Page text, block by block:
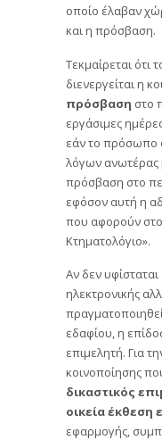
οποίο έλαβαν
και η πρόσβαση.
Τεκμαίρεται
διενεργείται η
πρόσβαση στο
εργάσιμες
εάν το πρόσωπο
λόγων ανωτέρας
πρόσβαση στο
εφόσον αυτή η
που αφορούν
Κτηματολόγιο».
Αν δεν
ηλεκτρονικής
εδαφίου, η
επιμελητή. Για
κοινοποίησης
δικαστικός
οικεία έκθεση
εφαρμογής,